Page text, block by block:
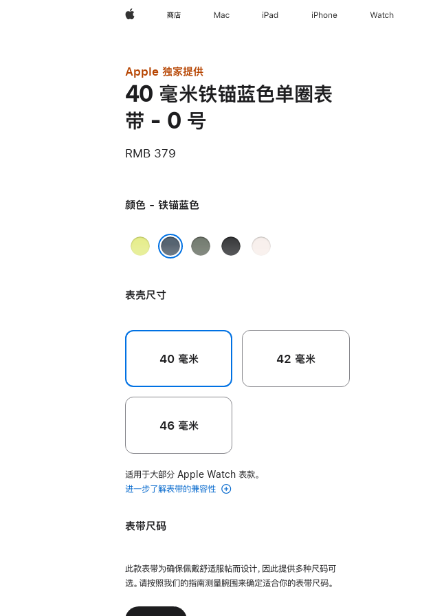
Apple 商店 Mac iPad iPhone Watch
Apple 独家提供
40 毫米铁锚蓝色单圈表
带 - 0 号
RMB 379
颜色 - 铁锚蓝色
霓
色
灰
黑
淡
表壳尺寸
40 毫米 42 毫米
46 毫米
适用于大部分 Apple Watch 表款。
进一步了解表带的兼容性
表带尺码
此款表带为确保佩戴舒适服帖而设计，因此提供多种尺码可
选。请按照我们的指南测量腕围来确定适合你的表带尺码。